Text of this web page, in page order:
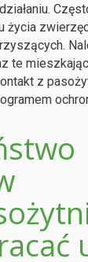
życia
te
z